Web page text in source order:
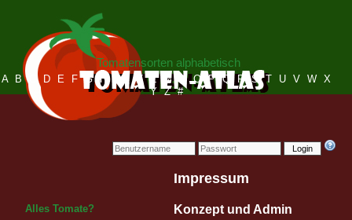
Login
Tomatensorten alphabetisch
A B C D E F G H I J K L M N O P Q R S T U V W X
Y Z #
Alles Tomate?
Impressum
Konzept und Admin